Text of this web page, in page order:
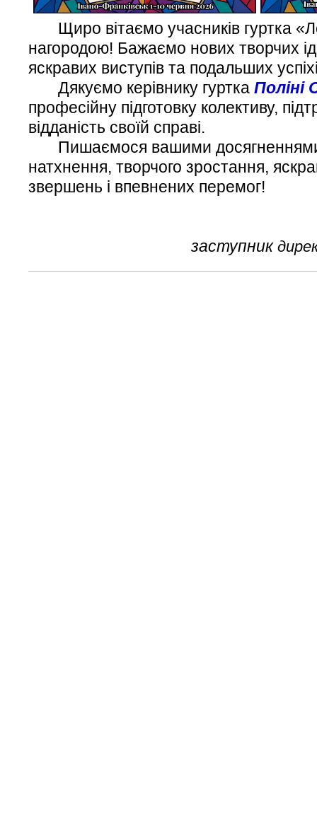
Щиро вітаємо учасників гуртка
нагородою! Бажаємо нових творчих
яскравих виступів та подальших
Дякуємо керівнику гуртка Поліні
професійну підготовку колективу,
відданість своїй справі.
Пишаємося вашими
натхнення, творчого зростання,
звершень і впевнених перемог!
заступник